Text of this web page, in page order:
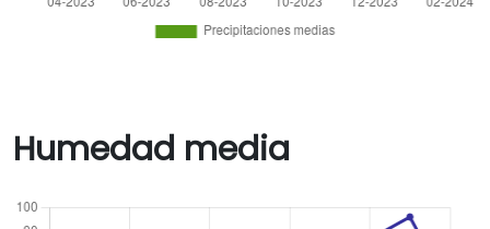
Humedad media